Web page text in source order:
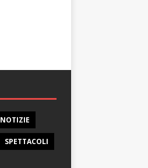
NOTIZIE
SPETTACOLI